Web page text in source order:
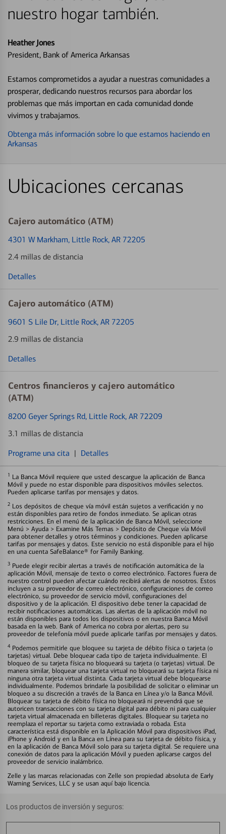
nuestro hogar también.
Heather Jones
President, Bank of America Arkansas
Estamos comprometidos a ayudar a nuestras comunidades a
prosperar, dedicando nuestros recursos para abordar los
problemas que más importan en cada comunidad donde
vivimos y trabajamos.
Obtenga más información sobre lo que estamos haciendo en
Arkansas
Ubicaciones cercanas
Cajero automático (ATM)
4301 W Markham, Little Rock, AR 72205
2.4 millas de distancia
Detalles
Cajero automático (ATM)
9601 S Lile Dr, Little Rock, AR 72205
2.9 millas de distancia
Detalles
Centros financieros y cajero automático
(ATM)
8200 Geyer Springs Rd, Little Rock, AR 72209
3.1 millas de distancia
Programe una cita | Detalles
1 La Banca Móvil requiere que usted descargue la aplicación de Banca
Móvil y puede no estar disponible para dispositivos móviles selectos.
Pueden aplicarse tarifas por mensajes y datos.
2 Los depósitos de cheque vía móvil están sujetos a verificación y no
están disponibles para retiro de fondos inmediato. Se aplican otras
restricciones. En el menú de la aplicación de Banca Móvil, seleccione
Menú > Ayuda > Examine Más Temas > Depósito de Cheque vía Móvil
para obtener detalles y otros términos y condiciones. Pueden aplicarse
tarifas por mensajes y datos. Este servicio no está disponible para el hijo
en una cuenta SafeBalance® for Family Banking.
3 Puede elegir recibir alertas a través de notificación automática de la
aplicación Móvil, mensaje de texto o correo electrónico. Factores fuera de
nuestro control pueden afectar cuándo recibirá alertas de nosotros. Estos
incluyen a su proveedor de correo electrónico, configuraciones de correo
electrónico, su proveedor de servicio móvil, configuraciones del
dispositivo y de la aplicación. El dispositivo debe tener la capacidad de
recibir notificaciones automáticas. Las alertas de la aplicación móvil no
están disponibles para todos los dispositivos o en nuestra Banca Móvil
basada en la web. Bank of America no cobra por alertas, pero su
proveedor de telefonía móvil puede aplicarle tarifas por mensajes y datos.
4 Podemos permitirle que bloquee su tarjeta de débito física o tarjeta (o
tarjetas) virtual. Debe bloquear cada tipo de tarjeta individualmente. El
bloqueo de su tarjeta física no bloqueará su tarjeta (o tarjetas) virtual. De
manera similar, bloquear una tarjeta virtual no bloqueará su tarjeta física ni
ninguna otra tarjeta virtual distinta. Cada tarjeta virtual debe bloquearse
individualmente. Podemos brindarle la posibilidad de solicitar o eliminar un
bloqueo a su discreción a través de la Banca en Línea y/o la Banca Móvil.
Bloquear su tarjeta de débito física no bloqueará ni prevendrá que se
autoricen transacciones con su tarjeta digital para débito ni para cualquier
tarjeta virtual almacenada en billeteras digitales. Bloquear su tarjeta no
reemplaza el reportar su tarjeta como extraviada o robada. Esta
característica está disponible en la Aplicación Móvil para dispositivos iPad,
iPhone y Android y en la Banca en Línea para su tarjeta de débito física, y
en la aplicación de Banca Móvil solo para su tarjeta digital. Se requiere una
conexión de datos para la aplicación Móvil y pueden aplicarse cargos del
proveedor de servicio inalámbrico.
Zelle y las marcas relacionadas con Zelle son propiedad absoluta de Early
Warning Services, LLC y se usan aquí bajo licencia.
Los productos de inversión y seguros: